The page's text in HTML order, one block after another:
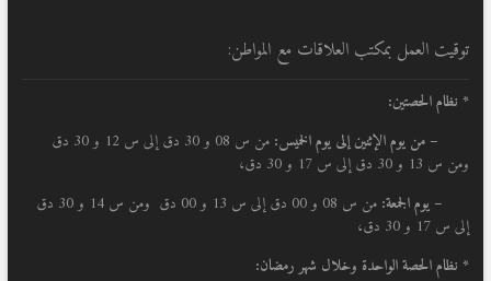
توقيت العمل بمكتب العلاقات مع المواطن:
* نظام الحصتين:
– من يوم الإثنين إلى يوم الخميس:
من س 08 و 30 دق إلى س 12 و 30 دق
ومن س 13 و 30 دق إلى س 17 و 30 دق،
– يوم الجمعة:
من س 08 و 00 دق إلى س 13 و 00 دق ومن س 14 و 30 دق
إلى س 17 و 30 دق،
* نظام الحصة الواحدة وخلال شهر رمضان: